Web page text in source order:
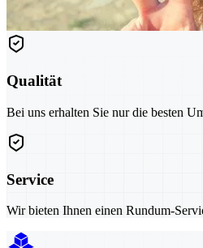
Qualität
Bei uns erhalten Sie nur die besten
Service
Wir bieten Ihnen einen Rundum-